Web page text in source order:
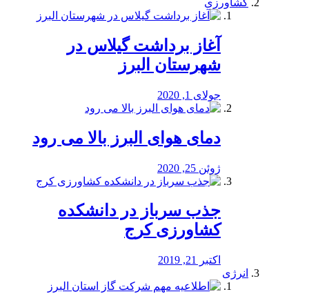
کشاورزی
آغاز برداشت گیلاس در
شهرستان البرز
جولای 1, 2020
دمای هوای البرز بالا می رود
ژوئن 25, 2020
جذب سرباز در دانشکده
کشاورزی کرج
اکتبر 21, 2019
انرژی